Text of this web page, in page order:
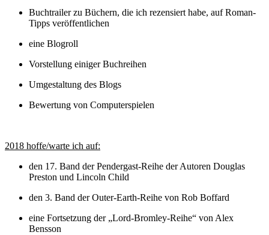
Buchtrailer zu Büchern, die ich rezensiert habe, auf Roman-
Tipps veröffentlichen
eine Blogroll
Vorstellung einiger Buchreihen
Umgestaltung des Blogs
Bewertung von Computerspielen
2018 hoffe/warte ich auf:
den 17. Band der Pendergast-Reihe der Autoren Douglas
Preston und Lincoln Child
den 3. Band der Outer-Earth-Reihe von Rob Boffard
eine Fortsetzung der „Lord-Bromley-Reihe“ von Alex
Bensson